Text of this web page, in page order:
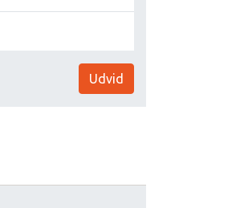
Udvid